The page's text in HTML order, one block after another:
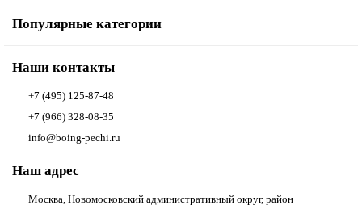
Популярные категории
Наши контакты
+7 (495) 125-87-48
+7 (966) 328-08-35
info@boing-pechi.ru
Наш адрес
Москва, Новомосковский административный округ, район